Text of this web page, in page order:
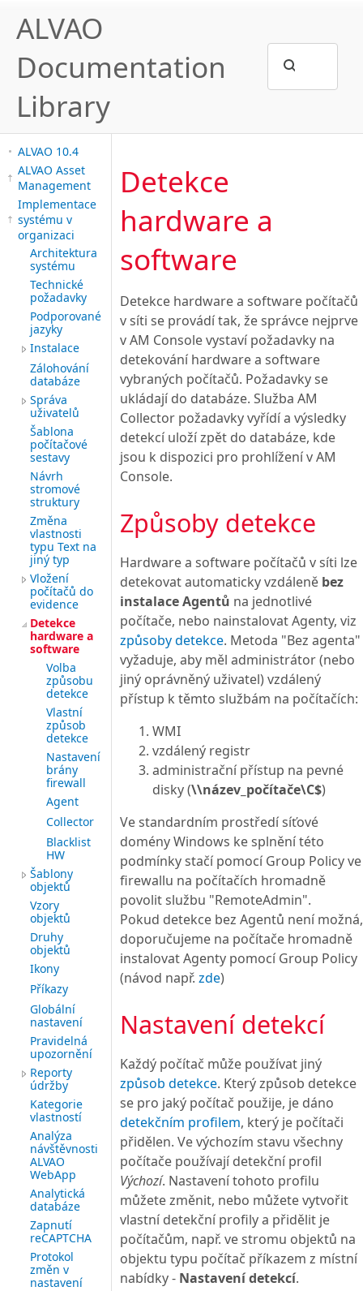
ALVAO
Documentation
Library
ALVAO 10.4
ALVAO Asset
Management
Implementace
systému v
organizaci
Architektura
systému
Technické
požadavky
Podporované
jazyky
Instalace
Zálohování
databáze
Správa
uživatelů
Šablona
počítačové
sestavy
Návrh
stromové
struktury
Změna
vlastnosti
typu Text na
jiný typ
Vložení
počítačů do
evidence
Detekce
hardware a
software
Volba
způsobu
detekce
Vlastní
způsob
detekce
Nastavení
brány
firewall
Agent
Collector
Blacklist
HW
Šablony
objektů
Vzory
objektů
Druhy
objektů
Ikony
Příkazy
Globální
nastavení
Pravidelná
upozornění
Reporty
údržby
Kategorie
vlastností
Analýza
návštěvnosti
ALVAO
WebApp
Analytická
databáze
Zapnutí
reCAPTCHA
Protokol
změn v
nastavení
Detekce
hardware a
software
Detekce hardware a software počítačů
v síti se provádí tak, že správce nejprve
v AM Console vystaví požadavky na
detekování hardware a software
vybraných počítačů. Požadavky se
ukládají do databáze. Služba AM
Collector požadavky vyřídí a výsledky
detekcí uloží zpět do databáze, kde
jsou k dispozici pro prohlížení v AM
Console.
Způsoby detekce
Hardware a software počítačů v síti lze
detekovat automaticky vzdáleně bez
instalace Agentů na jednotlivé
počítače, nebo nainstalovat Agenty, viz
způsoby detekce. Metoda "Bez agenta"
vyžaduje, aby měl administrátor (nebo
jiný oprávněný uživatel) vzdálený
přístup k těmto službám na počítačích:
WMI
vzdálený registr
administrační přístup na pevné
disky (\\název_počítače\C$)
Ve standardním prostředí síťové
domény Windows ke splnění této
podmínky stačí pomocí Group Policy ve
firewallu na počítačích hromadně
povolit službu "RemoteAdmin".
Pokud detekce bez Agentů není možná,
doporučujeme na počítače hromadně
instalovat Agenty pomocí Group Policy
(návod např. zde)
Nastavení detekcí
Každý počítač může používat jiný
způsob detekce. Který způsob detekce
se pro jaký počítač použije, je dáno
detekčním profilem, který je počítači
přidělen. Ve výchozím stavu všechny
počítače používají detekční profil
Výchozí. Nastavení tohoto profilu
můžete změnit, nebo můžete vytvořit
vlastní detekční profily a přidělit je
počítačům, např. ve stromu objektů na
objektu typu počítač příkazem z místní
nabídky - Nastavení detekcí.